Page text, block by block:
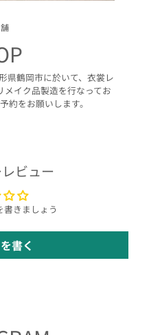
県鶴岡市に於いて、衣裳レ
メイク品製造を行なってお
約をお願いします。
ビュー
書きましょう
書く